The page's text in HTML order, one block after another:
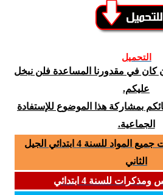
التحميل
كان في مقدورنا المساعدة فلن نبخل
عليكم.
بمشاركة هذا الموضوع للإستفادة
الجماعية.
نماذج فروض واختبارات جميع المواد للسنة 4 ابتدائي الجيل
الثاني
للسنة 4 ابتدائي